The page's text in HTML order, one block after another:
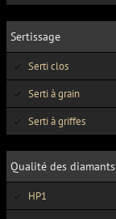
Sertissage
Serti clos
Serti à grain
Serti à griffes
Qualité des diamants
HP1